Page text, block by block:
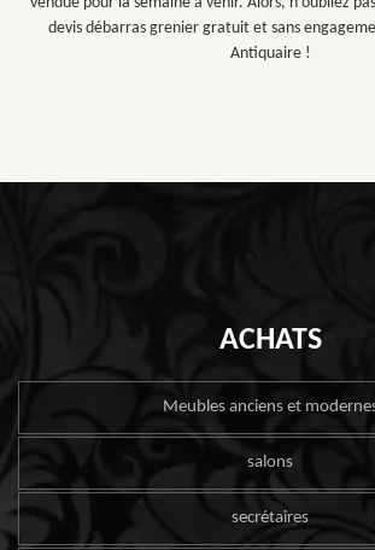
devis débarras grenier gratuit et sans
Antiquaire !
ACHATS
Meubles anciens et
salons
secrétaires